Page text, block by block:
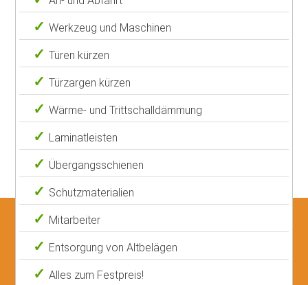
Werkzeug und Maschinen
Türen kürzen
Türzargen kürzen
Wärme- und Trittschalldämmung
Laminatleisten
Übergangsschienen
Schutzmaterialien
Mitarbeiter
Entsorgung von Altbelägen
Alles zum Festpreis!